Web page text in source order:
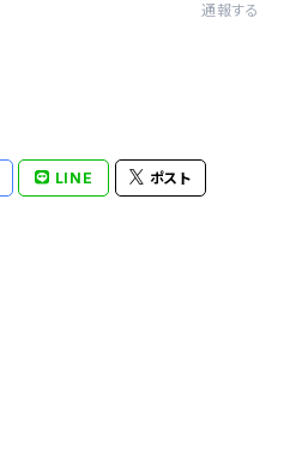
通報する
LINE ポスト